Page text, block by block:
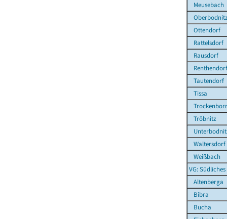
Meusebach
Ottendorf
Rattelsdorf
Rausdorf
Renthendorf
Tautendorf
Tissa
Tröbnitz
Waltersdorf
Weißbach
VG:
Altenberga
Bibra
Bucha